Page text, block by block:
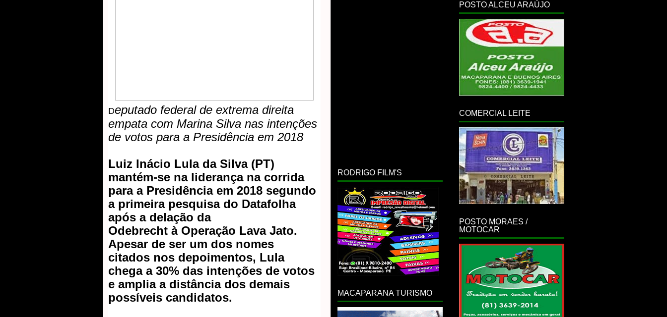
Deputado federal de extrema direita
empata com Marina Silva nas intenções
de votos para a Presidência em 2018
Luiz Inácio Lula da Silva (PT)
mantém-se na liderança na corrida
para a Presidência em 2018 segundo
a primeira pesquisa do Datafolha
após a delação da
Odebrecht à Operação Lava Jato.
Apesar de ser um dos nomes
citados nos depoimentos, Lula
chega a 30% das intenções de votos
e amplia a distância dos demais
possíveis candidatos.
RODRIGO FILM'S
MACAPARANA TURISMO
POSTO ALCEU ARAÚJO
COMERCIAL LEITE
POSTO MORAES /
MOTOCAR